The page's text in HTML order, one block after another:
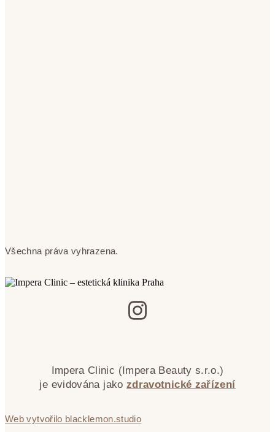
Všechna práva vyhrazena.
Impera Clinic (Impera Beauty s.r.o.)
je evidována jako zdravotnické zařízení
Web vytvořilo blacklemon.studio